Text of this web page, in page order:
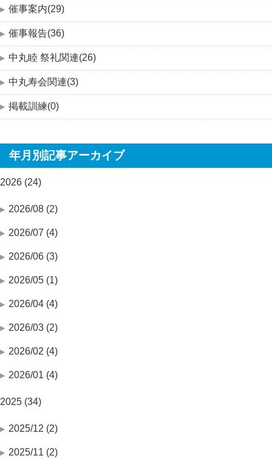
催事案内(29)
催事報告(36)
中丸睦 祭礼関連(26)
中丸寿会関連(3)
掲載訓練(0)
年月別記事アーカイブ
2026 (24)
2026/08 (2)
2026/07 (4)
2026/06 (3)
2026/05 (1)
2026/04 (4)
2026/03 (2)
2026/02 (4)
2026/01 (4)
2025 (34)
2025/12 (2)
2025/11 (2)